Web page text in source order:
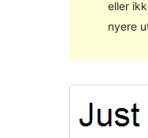
eller
nyere